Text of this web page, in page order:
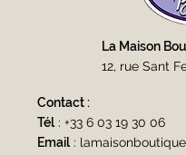
La Maison
12, rue Sant
Contact :
Tél :+33 6 03 19 30 06
Email :